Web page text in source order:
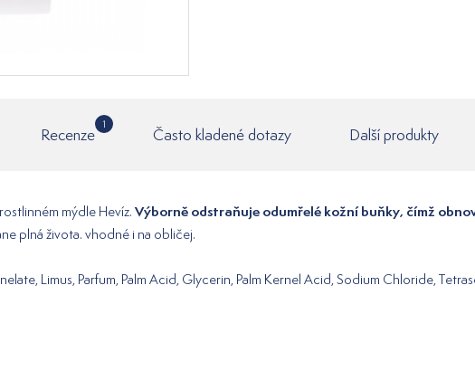
Recenze
1
Často kladené dotazy Další produkty
mýdle Hevíz. Výborně odstraňuje odumřelé kožní buňky, čímž
plná života. vhodné i na obličej.
Limus, Parfum, Palm Acid, Glycerin, Palm Kernel Acid, Sodium Chloride,